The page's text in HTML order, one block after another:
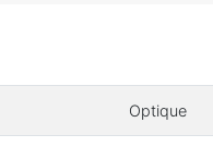
Optique